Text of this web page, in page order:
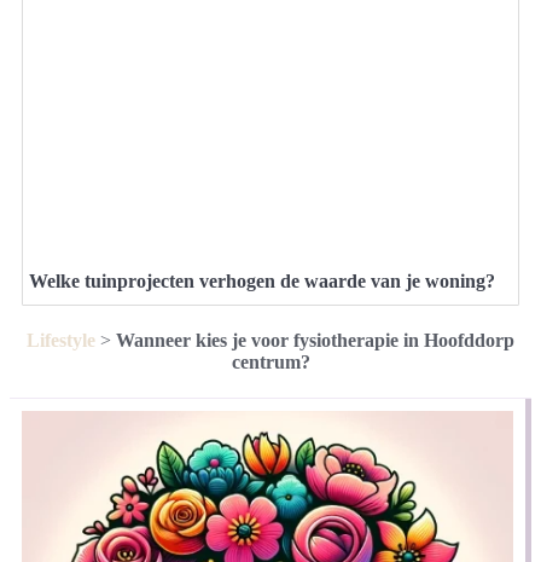
Welke tuinprojecten verhogen de waarde van je woning?
Lifestyle > Wanneer kies je voor fysiotherapie in Hoofddorp
centrum?